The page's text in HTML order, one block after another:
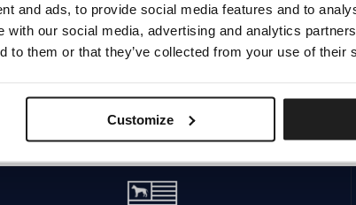
and ads, to provide social media features and to
with our social media, advertising and analytics
to them or that they’ve collected from your use of their
Customize
INTERNER SERVERFEHLER
ZURÜCK ZUR STARTSEITE